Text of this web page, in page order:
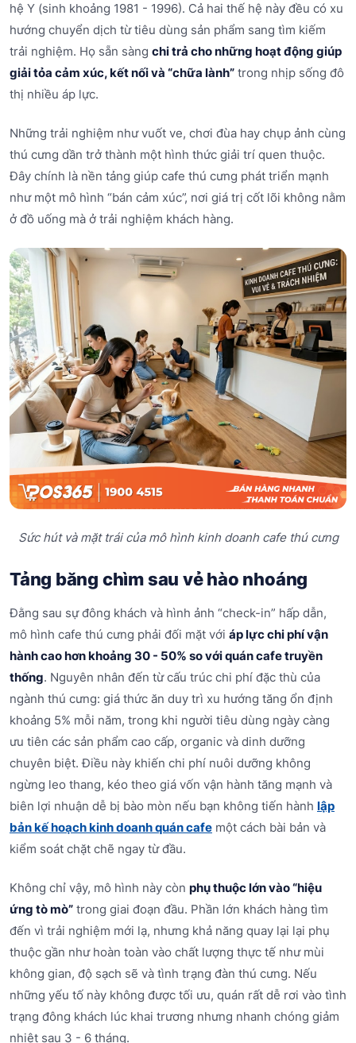
hệ Y (sinh khoảng 1981 - 1996). Cả hai thế hệ này đều có xu
hướng chuyển dịch từ tiêu dùng sản phẩm sang tìm kiếm
trải nghiệm. Họ sẵn sàng chi trả cho những hoạt động giúp
giải tỏa cảm xúc, kết nối và “chữa lành” trong nhịp sống đô
thị nhiều áp lực.
Những trải nghiệm như vuốt ve, chơi đùa hay chụp ảnh cùng
thú cưng dần trở thành một hình thức giải trí quen thuộc.
Đây chính là nền tảng giúp cafe thú cưng phát triển mạnh
như một mô hình “bán cảm xúc”, nơi giá trị cốt lõi không nằm
ở đồ uống mà ở trải nghiệm khách hàng.
Sức hút và mặt trái của mô hình kinh doanh cafe thú cưng
Tảng băng chìm sau vẻ hào nhoáng
Đằng sau sự đông khách và hình ảnh “check-in” hấp dẫn,
mô hình cafe thú cưng phải đối mặt với áp lực chi phí vận
hành cao hơn khoảng 30 - 50% so với quán cafe truyền
thống. Nguyên nhân đến từ cấu trúc chi phí đặc thù của
ngành thú cưng: giá thức ăn duy trì xu hướng tăng ổn định
khoảng 5% mỗi năm, trong khi người tiêu dùng ngày càng
ưu tiên các sản phẩm cao cấp, organic và dinh dưỡng
chuyên biệt. Điều này khiến chi phí nuôi dưỡng không
ngừng leo thang, kéo theo giá vốn vận hành tăng mạnh và
biên lợi nhuận dễ bị bào mòn nếu bạn không tiến hành lập
bản kế hoạch kinh doanh quán cafe một cách bài bản và
kiểm soát chặt chẽ ngay từ đầu.
Không chỉ vậy, mô hình này còn phụ thuộc lớn vào “hiệu
ứng tò mò” trong giai đoạn đầu. Phần lớn khách hàng tìm
đến vì trải nghiệm mới lạ, nhưng khả năng quay lại lại phụ
thuộc gần như hoàn toàn vào chất lượng thực tế như mùi
không gian, độ sạch sẽ và tình trạng đàn thú cưng. Nếu
những yếu tố này không được tối ưu, quán rất dễ rơi vào tình
trạng đông khách lúc khai trương nhưng nhanh chóng giảm
nhiệt sau 3 - 6 tháng.